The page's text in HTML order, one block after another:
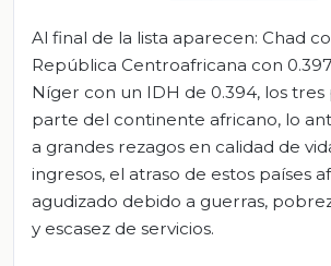
Al final de la lista aparecen: Chad
República Centroafricana con
Níger con un IDH de 0.394, los tres
parte del continente africano, lo
a grandes rezagos en calidad de
ingresos, el atraso de estos países
agudizado debido a guerras,
y escasez de servicios.